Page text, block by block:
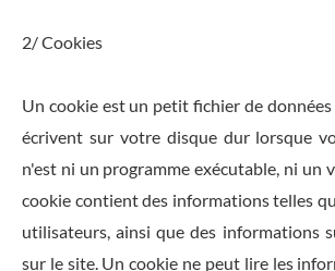
2/ Cookies
Un cookie est un petit fichier de
écrivent sur votre disque dur lorsque
n'est ni un programme exécutable, ni un
cookie contient des informations telles
utilisateurs, ainsi que des informations
sur le site. Un cookie ne peut lire les